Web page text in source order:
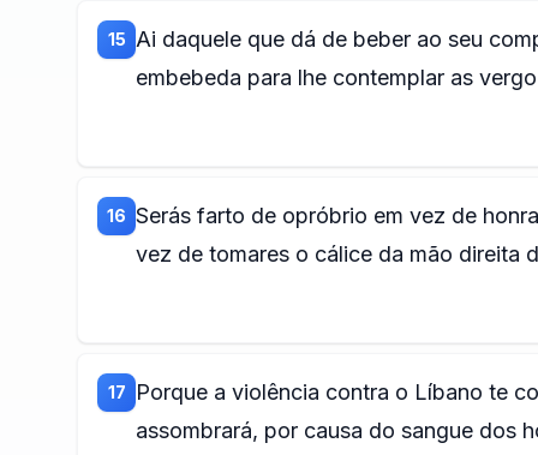
15 Ai daquele que dá de beber ao seu
embebeda para lhe contemplar as
16 Serás farto de opróbrio em vez de
vez de tomares o cálice da mão direita
17
Porque a violência contra o Líbano te
assombrará, por causa do sangue dos